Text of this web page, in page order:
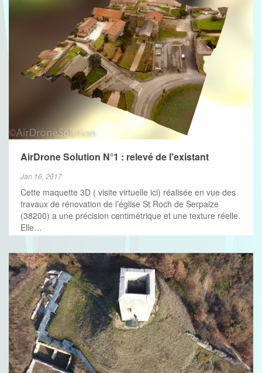
AirDrone Solution N°1 : relevé de l'existant
Jan 16, 2017
Cette maquette 3D ( visite virtuelle ici) réalisée en vue des
travaux de rénovation de l’église St Roch de Serpaize
(38200) a une précision centimétrique et une texture réelle.
Elle…